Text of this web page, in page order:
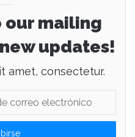
our mailing
updates!
amet, consectetur.